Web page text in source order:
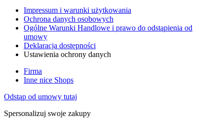
Impressum i warunki użytkowania
Ochrona danych osobowych
Ogólne Warunki Handlowe i prawo do odstąpienia od
umowy
Deklaracja dostępności
Ustawienia ochrony danych
Firma
Inne nice Shops
Odstąp od umowy tutaj
Spersonalizuj swoje zakupy